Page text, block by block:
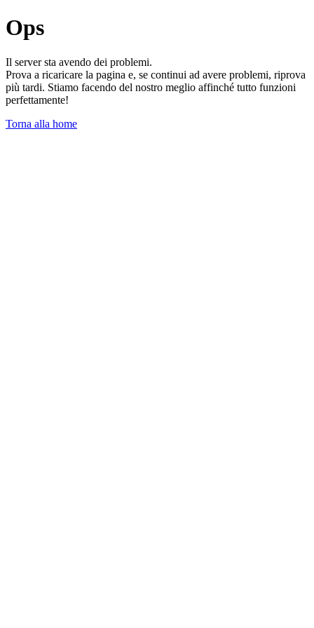
Ops
Il server sta avendo dei problemi.
Prova a ricaricare la pagina e, se continui ad avere problemi, riprova
più tardi. Stiamo facendo del nostro meglio affinché tutto funzioni
perfettamente!
Torna alla home